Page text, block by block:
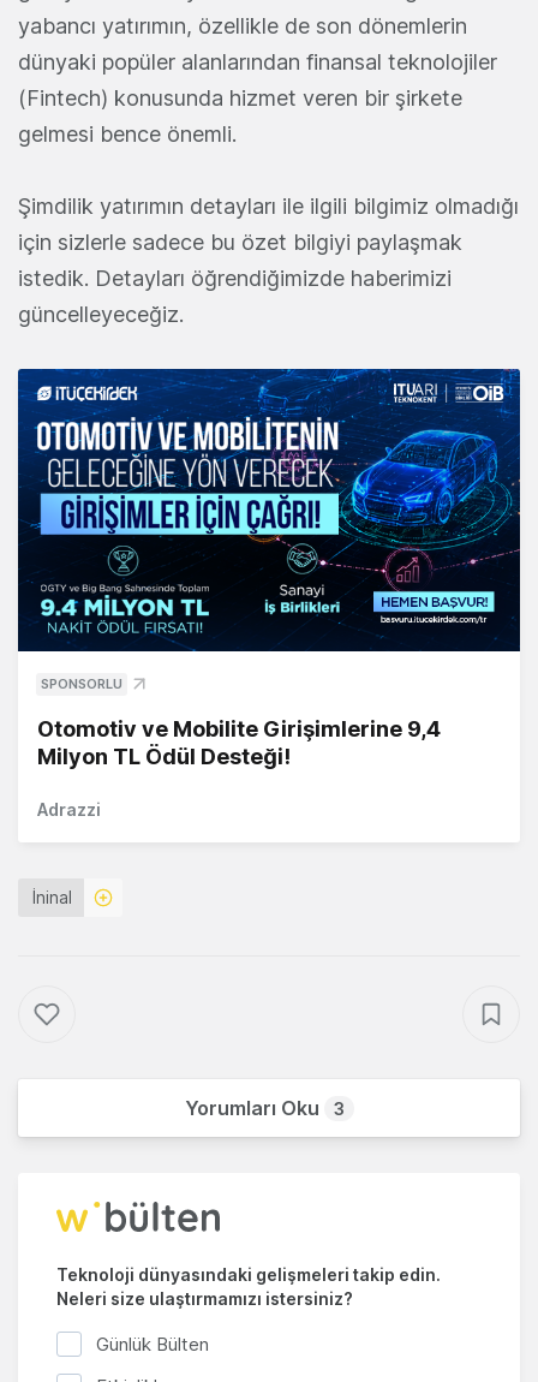
yabancı yatırımın, özellikle de son dönemlerin
dünyaki popüler alanlarından finansal teknolojiler
(Fintech) konusunda hizmet veren bir şirkete
gelmesi bence önemli.
Şimdilik yatırımın detayları ile ilgili bilgimiz olmadığı
için sizlerle sadece bu özet bilgiyi paylaşmak
istedik. Detayları öğrendiğimizde haberimizi
güncelleyeceğiz.
SPONSORLU
Otomotiv ve Mobilite Girişimlerine 9,4
Milyon TL Ödül Desteği!
Adrazzi
İninal
Yorumları Oku 3
Teknoloji dünyasındaki gelişmeleri takip edin.
Neleri size ulaştırmamızı istersiniz?
Günlük Bülten